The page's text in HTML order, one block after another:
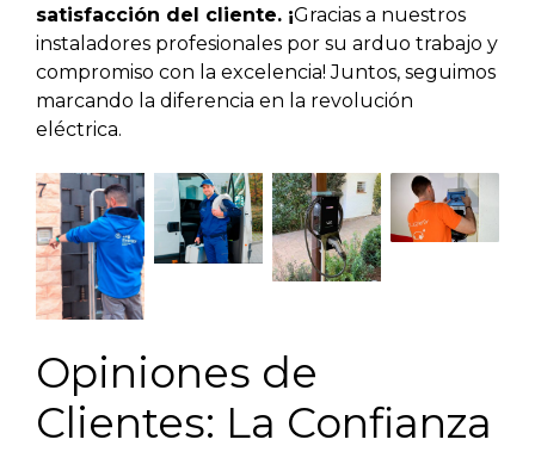
satisfacción del cliente. ¡Gracias a nuestros
instaladores profesionales por su arduo trabajo y
compromiso con la excelencia! Juntos, seguimos
marcando la diferencia en la revolución
eléctrica.
Opiniones de
Clientes: La Confianza